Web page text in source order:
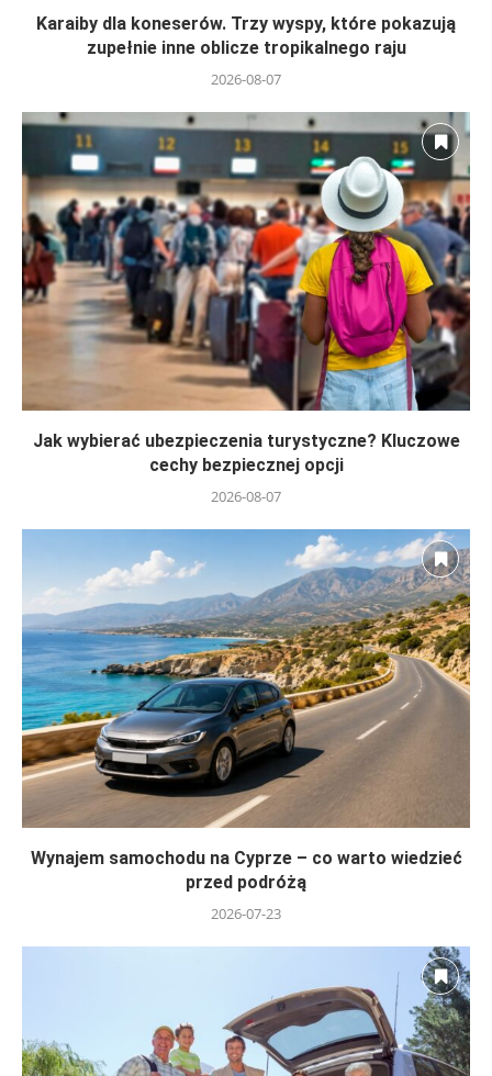
Karaiby dla koneserów. Trzy wyspy, które pokazują
zupełnie inne oblicze tropikalnego raju
2026-08-07
Jak wybierać ubezpieczenia turystyczne? Kluczowe
cechy bezpiecznej opcji
2026-08-07
Wynajem samochodu na Cyprze – co warto wiedzieć
przed podróżą
2026-07-23